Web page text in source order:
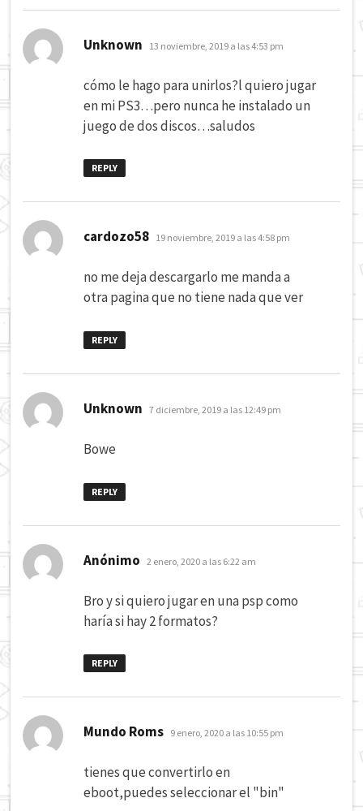
Unknown dice:
13 noviembre, 2019 a las 4:53 pm
cómo le hago para unirlos?l quiero jugar
en mi PS3…pero nunca he instalado un
juego de dos discos…saludos
REPLY
cardozo58 dice:
19 noviembre, 2019 a las 4:58 pm
no me deja descargarlo me manda a
otra pagina que no tiene nada que ver
REPLY
Unknown dice:
7 diciembre, 2019 a las 12:49 pm
Bowe
REPLY
Anónimo dice:
2 enero, 2020 a las 6:22 am
Bro y si quiero jugar en una psp como
haría si hay 2 formatos?
REPLY
Mundo Roms dice:
9 enero, 2020 a las 10:55 pm
tienes que convertirlo en
eboot,puedes seleccionar el "bin"